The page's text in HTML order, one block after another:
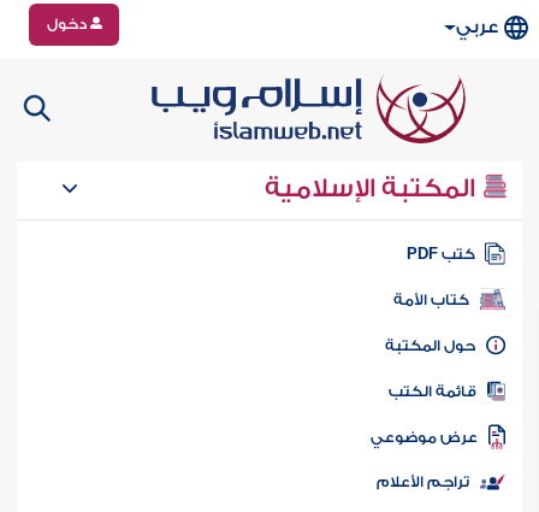
عربي دخول
المكتبة الإسلامية
كتب PDF
كتاب الأمة
المكتبة
الكتب
موضوعي